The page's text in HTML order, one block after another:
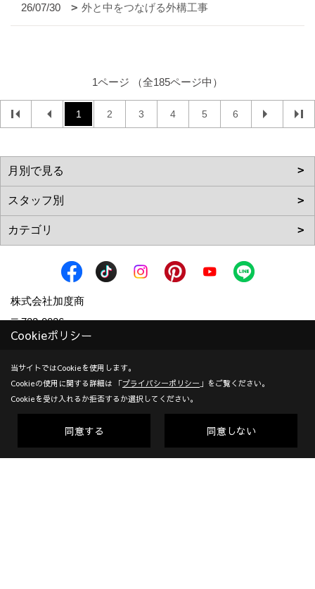
26/07/30 外と中をつなげる外構工事
1ページ （全185ページ中）
1 2 3 4 5 6
株式会社加度商
〒722-0026
広島県尾道市栗原西2丁目3-15
TEL： 0120-10-2693 / 0848-24-8605
＜営業時間＞9:00～18:00
＜定休日＞年末年始、GW、夏期他
対応エリア：尾道市 | 福山市 | 三原市
創業：1953年
Cookieポリシー
当サイトではCookieを使用します。
Cookieの使用に関する詳細は 「プライバシーポリシー 」をご覧ください。
Cookieを受け入れるか拒否するか選択してください。
同意する 同意しない